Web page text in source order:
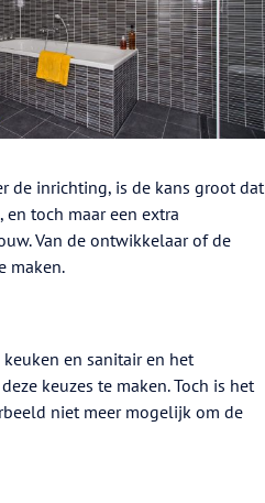
de inrichting, is de kans groot dat
toch maar een extra
Van de ontwikkelaar of de
maken.
en sanitair en het
keuzes te maken. Toch is het
niet meer mogelijk om de